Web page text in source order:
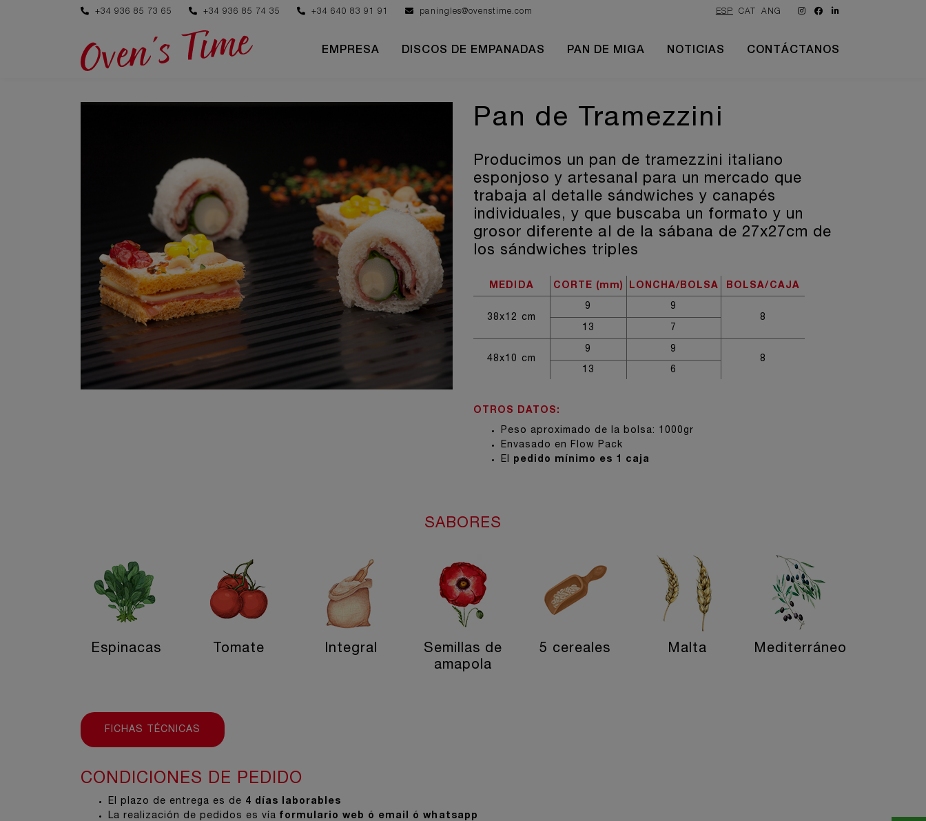
+34 936 85 73 65 +34 936 85 74 35 +34 640 83 91 91 paningles@ovenstime.com ESP CAT ANG
EMPRESA DISCOS DE EMPANADAS PAN DE MIGA NOTICIAS CONTÁCTANOS
Pan de Tramezzini
Producimos un pan de tramezzini italiano
esponjoso y artesanal para un mercado que
trabaja al detalle sándwiches y canapés
individuales, y que buscaba un formato y un
grosor diferente al de la sábana de 27x27cm de
los sándwiches triples
MEDIDA CORTE (mm) LONCHA/BOLSA BOLSA/CAJA
38x12 cm
9
9
8
13
7
48x10 cm
9
9
8
13
6
OTROS DATOS:
Peso aproximado de la bolsa: 1000gr
Envasado en Flow Pack
El pedido mínimo es 1 caja
SABORES
Espinacas Tomate Integral
Semillas de
amapola
5 cereales Malta Mediterráneo
FICHAS TÉCNICAS
CONDICIONES DE PEDIDO
El plazo de entrega es de 4 días laborables
La realización de pedidos es vía formulario web ó email ó whatsapp